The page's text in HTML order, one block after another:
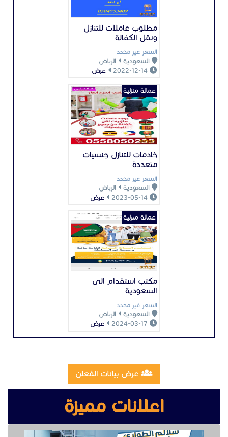
مطلوب عاملات للتنازل
ونقل الكفالة
السعر غير محدد
السعودية
الرياض
عرض
خادمات للتنازل جنسيات
متعددة
السعر غير محدد
السعودية
الرياض
عرض
عمالة منزلية
مكتب استقدام الى
السعودية
السعر غير محدد
السعودية
الرياض
عرض
عمالة منزلية
عرض بيانات المُعلن
اعلانات مميزة